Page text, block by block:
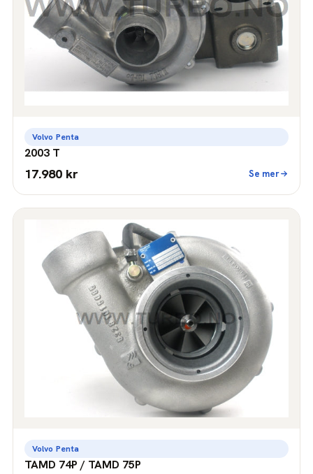
Volvo Penta
2003 T
17.980 kr Se mer
Volvo Penta
TAMD 74P / TAMD 75P